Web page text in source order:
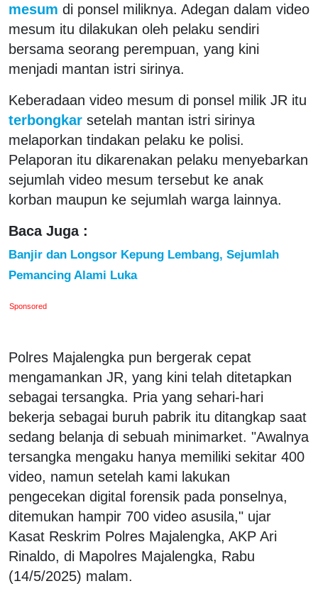
mesum di ponsel miliknya. Adegan dalam video
mesum itu dilakukan oleh pelaku sendiri
bersama seorang perempuan, yang kini
menjadi mantan istri sirinya.
Keberadaan video mesum di ponsel milik JR itu
terbongkar setelah mantan istri sirinya
melaporkan tindakan pelaku ke polisi.
Pelaporan itu dikarenakan pelaku menyebarkan
sejumlah video mesum tersebut ke anak
korban maupun ke sejumlah warga lainnya.
Baca Juga :
Banjir dan Longsor Kepung Lembang, Sejumlah
Pemancing Alami Luka
Sponsored
Polres Majalengka pun bergerak cepat
mengamankan JR, yang kini telah ditetapkan
sebagai tersangka. Pria yang sehari-hari
bekerja sebagai buruh pabrik itu ditangkap saat
sedang belanja di sebuah minimarket. "Awalnya
tersangka mengaku hanya memiliki sekitar 400
video, namun setelah kami lakukan
pengecekan digital forensik pada ponselnya,
ditemukan hampir 700 video asusila," ujar
Kasat Reskrim Polres Majalengka, AKP Ari
Rinaldo, di Mapolres Majalengka, Rabu
(14/5/2025) malam.